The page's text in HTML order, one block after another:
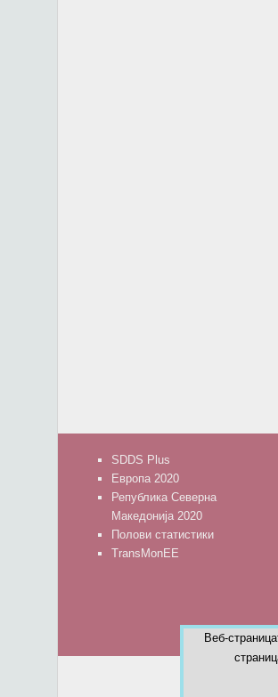
SDDS Plus
Европа 2020
Република Северна
Македонија 2020
Полови статистики
TransMonEE
Веб-